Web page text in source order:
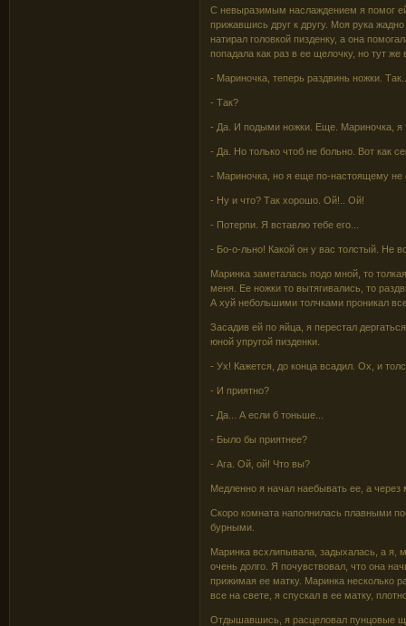
С невыразимым наслаждением я помог
прижавшись друг к другу. Моя рука
натирал головкой пизденку, а она
попадала как раз в ее щелочку, но тут же
- Мариночка, теперь раздвинь ножки.
- Так?
- Да. И подыми ножки. Еще. Мариночка, я
- Да. Но только чтоб не больно. Вот как
- Мариночка, но я еще по-настоящему не
- Ну и что? Так хорошо. Ой!.. Ой!
- Потерпи. Я вставлю тебе его...
- Бо-о-льно! Какой он у вас толстый. Не
Маринка заметалась подо мной, то
меня. Ее ножки то вытягивались, то
А хуй небольшими толчками проникал
Засадив ей по яйца, я перестал
юной упругой пизденки.
- Ух! Кажется, до конца всадил. Ох, и
- И приятно?
- Да... А если б тоньше...
- Было бы приятнее?
- Ага. Ой, ой! Что вы?
Медленно я начал наебывать ее, а
Скоро комната наполнилась плавными
бурными.
Маринка всхлипывала, задыхалась, а я,
очень долго. Я почувствовал, что она
прижимая ее матку. Маринка несколько
все на свете, я спускал в ее матку,
Отдышавшись, я расцеловал пунцовые